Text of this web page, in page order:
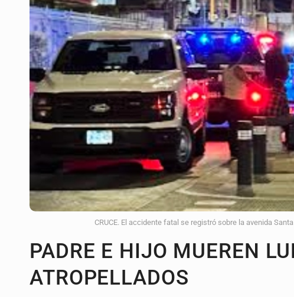
UdeG convierte residuos de agave en
Quinto Patio
Se recuperan ya de ciclosporiasis
Procesan a el “R1”, presunto líder
CRUCE. El accidente fatal se registró sobre la avenida
PADRE E HIJO MUEREN
ATROPELLADOS